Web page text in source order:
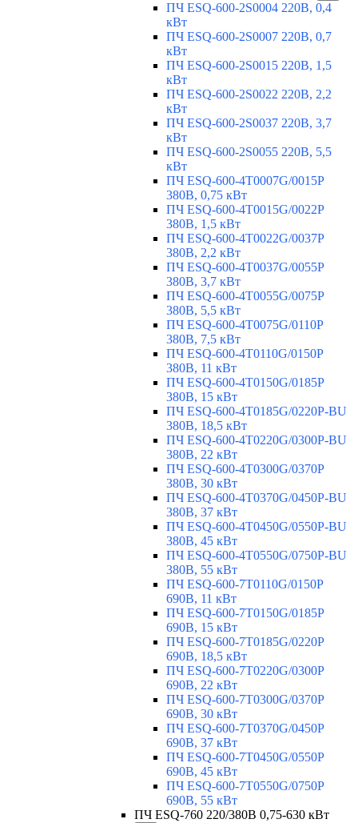
ПЧ ESQ-600-2S0004 220В, 0,4
кВт
ПЧ ESQ-600-2S0007 220В, 0,7
кВт
ПЧ ESQ-600-2S0015 220В, 1,5
кВт
ПЧ ESQ-600-2S0022 220В, 2,2
кВт
ПЧ ESQ-600-2S0037 220В, 3,7
кВт
ПЧ ESQ-600-2S0055 220В, 5,5
кВт
ПЧ ESQ-600-4T0007G/0015P
380В, 0,75 кВт
ПЧ ESQ-600-4T0015G/0022P
380В, 1,5 кВт
ПЧ ESQ-600-4T0022G/0037P
380В, 2,2 кВт
ПЧ ESQ-600-4T0037G/0055P
380В, 3,7 кВт
ПЧ ESQ-600-4T0055G/0075P
380В, 5,5 кВт
ПЧ ESQ-600-4T0075G/0110P
380В, 7,5 кВт
ПЧ ESQ-600-4T0110G/0150P
380В, 11 кВт
ПЧ ESQ-600-4T0150G/0185P
380В, 15 кВт
ПЧ ESQ-600-4T0185G/0220P-BU
380В, 18,5 кВт
ПЧ ESQ-600-4T0220G/0300P-BU
380В, 22 кВт
ПЧ ESQ-600-4T0300G/0370P
380В, 30 кВт
ПЧ ESQ-600-4T0370G/0450P-BU
380В, 37 кВт
ПЧ ESQ-600-4T0450G/0550P-BU
380В, 45 кВт
ПЧ ESQ-600-4T0550G/0750P-BU
380В, 55 кВт
ПЧ ESQ-600-7T0110G/0150P
690В, 11 кВт
ПЧ ESQ-600-7T0150G/0185P
690В, 15 кВт
ПЧ ESQ-600-7T0185G/0220P
690В, 18,5 кВт
ПЧ ESQ-600-7T0220G/0300P
690В, 22 кВт
ПЧ ESQ-600-7T0300G/0370P
690В, 30 кВт
ПЧ ESQ-600-7T0370G/0450P
690В, 37 кВт
ПЧ ESQ-600-7T0450G/0550P
690В, 45 кВт
ПЧ ESQ-600-7T0550G/0750P
690В, 55 кВт
ПЧ ESQ-760 220/380В 0,75-630 кВт